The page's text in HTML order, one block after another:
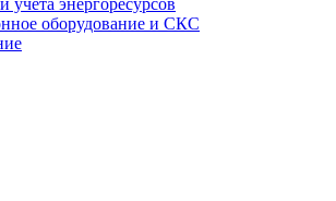
учета энергоресурсов
оборудование и СКС